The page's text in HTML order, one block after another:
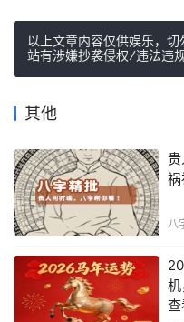
以上文章内容仅供娱乐，
站有涉嫌抄袭侵权/违法违
其他
祸
八
查